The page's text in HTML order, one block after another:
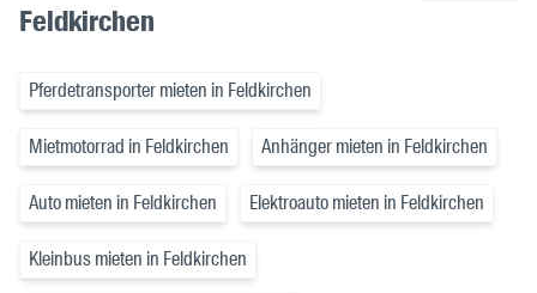
Feldkirchen
Pferdetransporter mieten in Feldkirchen
Mietmotorrad in Feldkirchen Anhänger mieten in Feldkirchen
Auto mieten in Feldkirchen Elektroauto mieten in Feldkirchen
Kleinbus mieten in Feldkirchen